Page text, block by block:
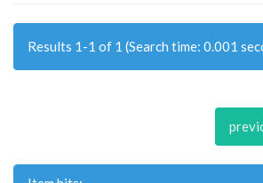
Results 1-1 of 1 (Search time: 0.001